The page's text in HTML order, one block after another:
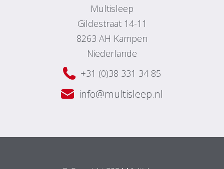
Multisleep
Gildestraat 14-11
8263 AH Kampen
Niederlande
+31 (0)38 331 34 85
info@multisleep.nl